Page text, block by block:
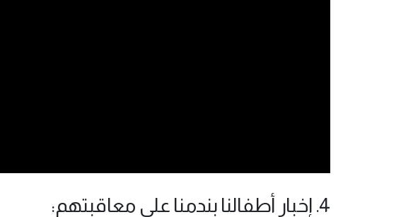
4. إخبار أطفالنا بندمنا على معاقبتهم: